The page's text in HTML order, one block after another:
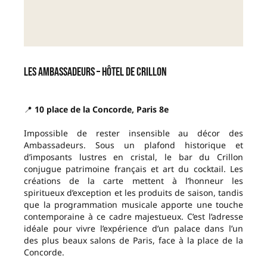
Les Ambassadeurs – Hôtel de Crillon
📍 10 place de la Concorde, Paris 8e
Impossible de rester insensible au décor des
Ambassadeurs. Sous un plafond historique et
d’imposants lustres en cristal, le bar du Crillon
conjugue patrimoine français et art du cocktail. Les
créations de la carte mettent à l’honneur les
spiritueux d’exception et les produits de saison, tandis
que la programmation musicale apporte une touche
contemporaine à ce cadre majestueux. C’est l’adresse
idéale pour vivre l’expérience d’un palace dans l’un
des plus beaux salons de Paris, face à la place de la
Concorde.